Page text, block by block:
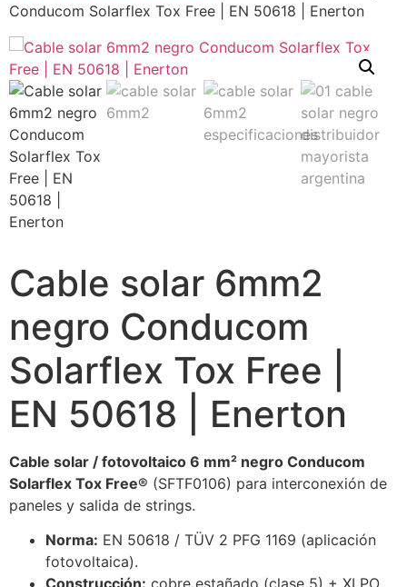
Conducom Solarflex Tox Free | EN 50618 | Enerton
Cable solar 6mm2
negro Conducom
Solarflex Tox Free |
EN 50618 | Enerton
Cable solar / fotovoltaico 6 mm² negro Conducom
Solarflex Tox Free® (SFTF0106) para interconexión de
paneles y salida de strings.
Norma: EN 50618 / TÜV 2 PFG 1169 (aplicación
fotovoltaica).